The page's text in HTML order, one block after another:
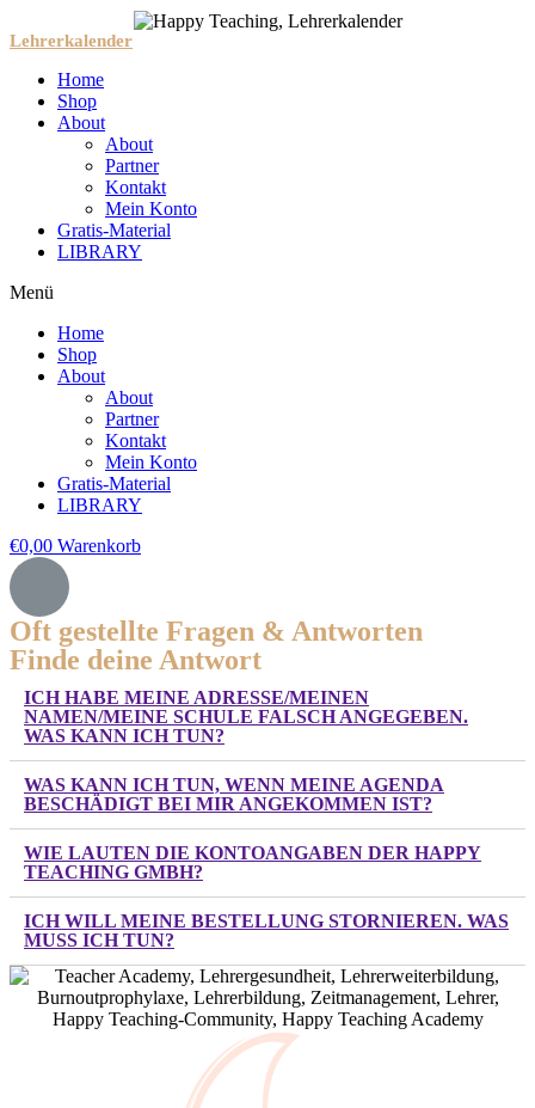
Lehrerkalender
Home
Shop
About
About
Partner
Kontakt
Mein Konto
Gratis-Material
LIBRARY
Menü
Home
Shop
About
About
Partner
Kontakt
Mein Konto
Gratis-Material
LIBRARY
€0,00 Warenkorb
Oft gestellte Fragen & Antworten
Finde deine Antwort
ICH HABE MEINE ADRESSE/MEINEN
NAMEN/MEINE SCHULE FALSCH ANGEGEBEN.
WAS KANN ICH TUN?
WAS KANN ICH TUN, WENN MEINE AGENDA
BESCHÄDIGT BEI MIR ANGEKOMMEN IST?
WIE LAUTEN DIE KONTOANGABEN DER HAPPY
TEACHING GMBH?
ICH WILL MEINE BESTELLUNG STORNIEREN. WAS
MUSS ICH TUN?